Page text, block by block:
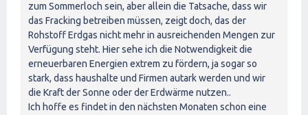
zum Sommerloch sein, aber allein die Tatsache, dass wir
das Fracking betreiben müssen, zeigt doch, das der
Rohstoff Erdgas nicht mehr in ausreichenden Mengen zur
Verfügung steht. Hier sehe ich die Notwendigkeit die
erneuerbaren Energien extrem zu fördern, ja sogar so
stark, dass haushalte und Firmen autark werden und wir
die Kraft der Sonne oder der Erdwärme nutzen..
Ich hoffe es findet in den nächsten Monaten schon eine